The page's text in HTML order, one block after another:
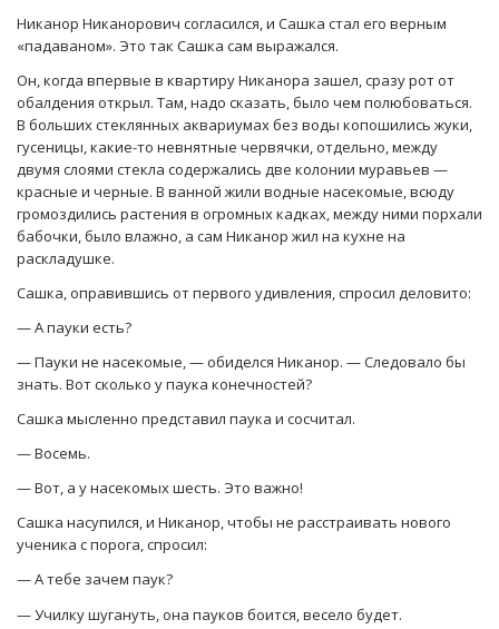
Никанор Никанорович согласился, и Сашка стал его верным
«падаваном». Это так Сашка сам выражался.
Он, когда впервые в квартиру Никанора зашел, сразу рот от
обалдения открыл. Там, надо сказать, было чем полюбоваться.
В больших стеклянных аквариумах без воды копошились жуки,
гусеницы, какие-то невнятные червячки, отдельно, между
двумя слоями стекла содержались две колонии муравьев —
красные и черные. В ванной жили водные насекомые, всюду
громоздились растения в огромных кадках, между ними порхали
бабочки, было влажно, а сам Никанор жил на кухне на
раскладушке.
Сашка, оправившись от первого удивления, спросил деловито:
— А пауки есть?
— Пауки не насекомые, — обиделся Никанор. — Следовало бы
знать. Вот сколько у паука конечностей?
Сашка мысленно представил паука и сосчитал.
— Восемь.
— Вот, а у насекомых шесть. Это важно!
Сашка насупился, и Никанор, чтобы не расстраивать нового
ученика с порога, спросил:
— А тебе зачем паук?
— Училку шугануть, она пауков боится, весело будет.